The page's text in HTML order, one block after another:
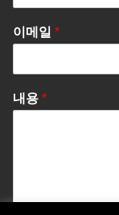
이메일 *
내용 *